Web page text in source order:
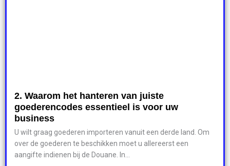
2. Waarom het hanteren van juiste
goederencodes essentieel is voor uw
business
U wilt graag goederen importeren vanuit een derde land. Om
over de goederen te beschikken moet u allereerst een
aangifte indienen bij de Douane. In...